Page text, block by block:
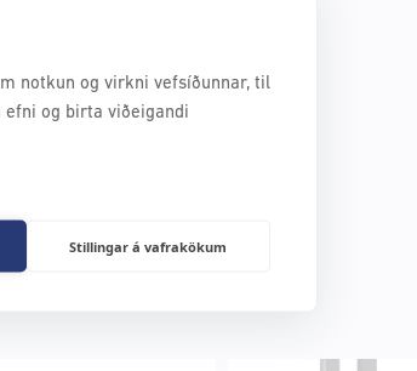
notkun og virkni vefsíðunnar, til
og birta viðeigandi
Stillingar á vafrakökum